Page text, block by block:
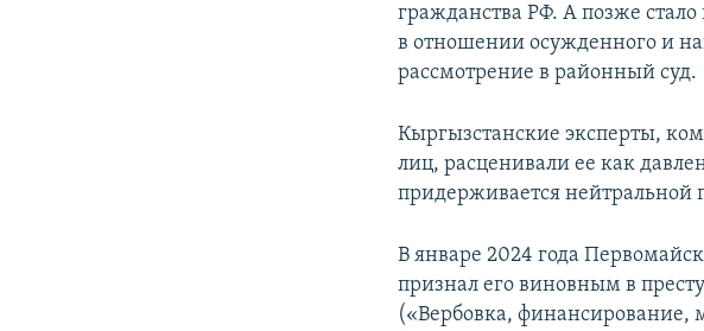
гражданства РФ. А позже
в отношении осужденного и
рассмотрение в районный суд.
Кыргызстанские эксперты,
лиц, расценивали ее как
придерживается
В январе 2024 года
признал его виновным в
(«Вербовка, финансирование,